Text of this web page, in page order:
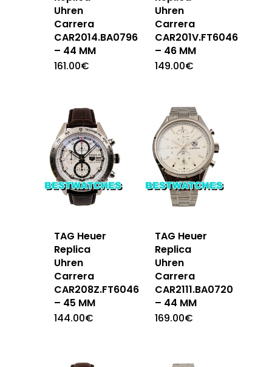
Uhren
Carrera
CAR2014.BA0796
– 44 MM
161.00€
Uhren
Carrera
CAR201V.FT6046
– 46 MM
149.00€
TAG Heuer
Replica
Uhren
Carrera
CAR208Z.FT6046
– 45 MM
144.00€
TAG Heuer
Replica
Uhren
Carrera
CAR2111.BA0720
– 44 MM
169.00€